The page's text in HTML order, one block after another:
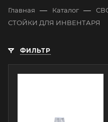
Главная — Каталог —
СТОЙКИ ДЛЯ ИНВЕНТАРЯ
ФИЛЬТР